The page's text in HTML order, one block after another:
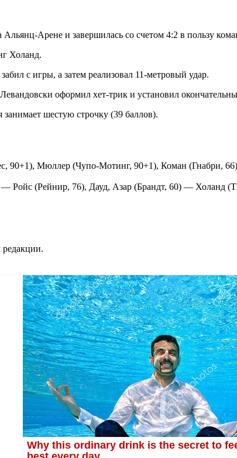
Арене и завершилась со счетом 4:2 в пользу
Холанд.
с игры, а затем реализовал 11-метровый удар.
оформил хет-трик и установил
занимает шестую строчку (39 баллов).
Мюллер (Чупо-Мотинг, 90+1), Коман (Гнабри,
(Рейнир, 76), Дауд, Азар (Брандт, 60) — Холанд